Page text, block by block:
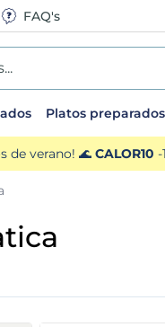
FAQ's
Platos preparados
de verano! 🌊 CALOR10